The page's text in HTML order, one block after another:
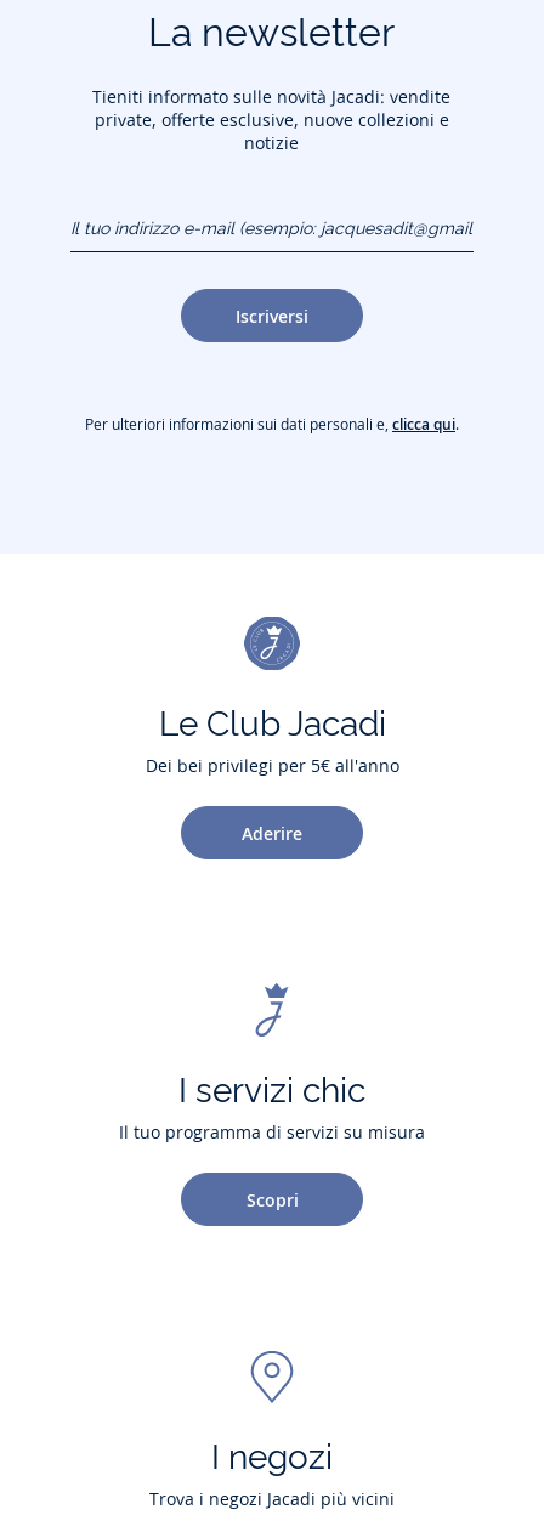
La newsletter
Tieniti informato sulle novità Jacadi: vendite
private, offerte esclusive, nuove collezioni e
notizie
(esempio:
jacquesadit@gmail.com)
Iscriversi
Per ulteriori informazioni sui dati personali e,clicca qui.
Le Club Jacadi
Dei bei privilegi per 5€ all'anno
Aderire
I servizi chic
Il tuo programma di servizi su misura
Scopri
I negozi
Trova i negozi Jacadi più vicini